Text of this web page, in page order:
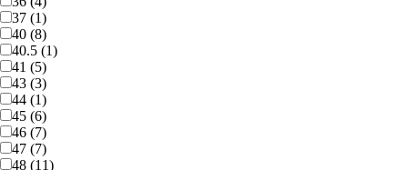
37 (1)
40 (8)
40.5 (1)
41 (5)
43 (3)
44 (1)
45 (6)
46 (7)
47 (7)
48 (11)